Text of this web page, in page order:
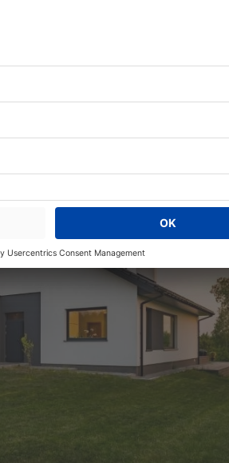
pour obtenir un crédit immobilier ?
réduits
?
100 % le projet immobilier !